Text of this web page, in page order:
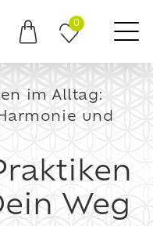
0
im Alltag:
und
Weg